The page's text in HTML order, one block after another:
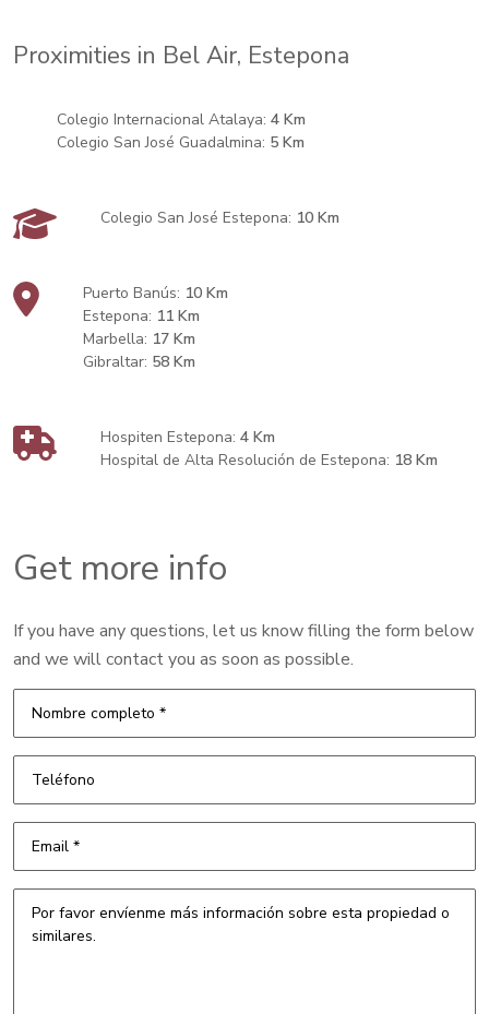
Proximities in Bel Air, Estepona
Colegio Internacional Atalaya: 4 Km
Colegio San José Guadalmina: 5 Km
Colegio San José Estepona: 10 Km
Puerto Banús: 10 Km
Estepona: 11 Km
Marbella: 17 Km
Gibraltar: 58 Km
Hospiten Estepona:4 Km
Hospital de Alta Resolución de Estepona: 18 Km
Get more info
If you have any questions, let us know filling the form below
and we will contact you as soon as possible.